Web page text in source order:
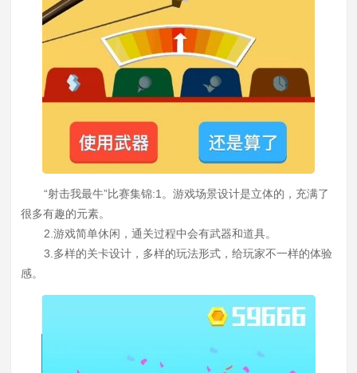
“射击我最牛”比赛集锦:1。游戏场景设计是立体的，充满了
很多有趣的元素。
2.游戏简单休闲，通关过程中会有武器和道具。
3.多样的关卡设计，多样的玩法形式，给玩家不一样的体验
感。